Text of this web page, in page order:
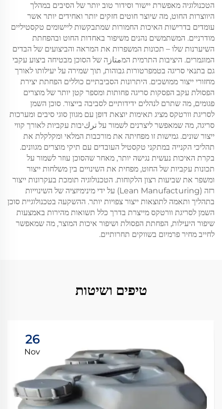
הטכנולוגיה מאפשרת יישור וסידור טוב יותר של הסיבים במהלך
היווצרות החוט, מה שיוצר חוטים חזקים יותר ואחידים יותר אשר
עומדים בדרישות האיכות החמורות שמתבקשות ליישומים טקסטיליים
מודרניים. המשתמשים נהנים משיפור באחדות החוט ובהפחתת
השיערנות שלו – תכונות המשפרות את המראה והביצועים של הבדים
המוגמרים. היציבות התרמית המمتازה של הסוכן מבטיחה ביצוע עקבי
גם בתנאי סריגה בטמפרטורות גבוהות, תוך שמירה על יעילותו לאורך
מחזורי ייצור ממושכים. היתרונות הסביבתיים כוללים הפחתת יצירת
הפסולת עקב הפסקות סריגה פחותות ומספר קטן יותר של מוצרים
פגומים, מה שתרם לנהלים ידידותיים לסביבה בייצור. סוכן השמן
לסריגת וורטקס מציג תאימות יוצאת דופן עם מגוון סוגי סיבים ומערכות
סריגה, מה שמאפשר ליצרנים לשמור על تركיבות עקביות לאורך קווי
ייצור שונים. גמישות זו מפחיתה את מורכבות המלאי ומקלקלת את
תהליכי הקנייה במתקני טקסטיל העובדים עם תיקי מוצרים מגוונים.
בקרת האיכות נעשית נגישה יותר, מאחר שהסוכן עוזר לשמור על
תכונות עקביות של החוט, מפחית את השינויים בין משלחות ייצור
ומשפר את שביעות רצון הלקוחות. הטכנולוגיה תומכת בעקרונות ייצור
רזה (Lean Manufacturing) על ידי מינימיזציה של השינוייות
בתהליך ותאמה לתוצאות ייצור צפויות יותר. ההשקעה בטכנולוגיית סוכן
השמן לסריגת וורטקס מייצרת בדרך כלל תשואות מהירות באמצעות
שיפור היעילות, הפחתת הפסולת ושיפור איכות המוצר, מה שמאפשר
לחייב מחיר פרמיום בשווקים תחרותיים.
טיפים ושיטות
26
Nov